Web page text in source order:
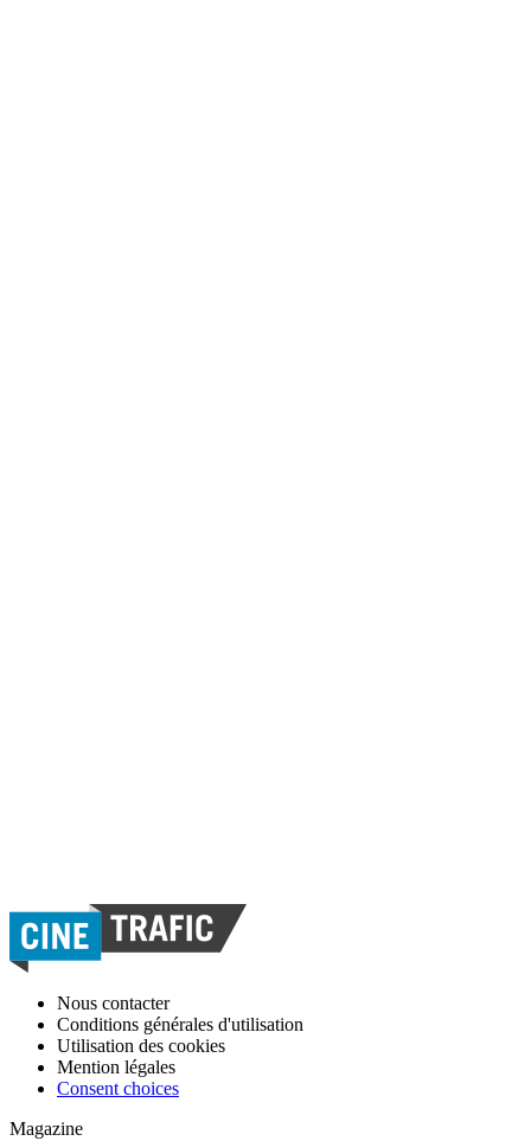
Nous contacter
Conditions générales d'utilisation
Utilisation des cookies
Mention légales
Consent choices
Magazine